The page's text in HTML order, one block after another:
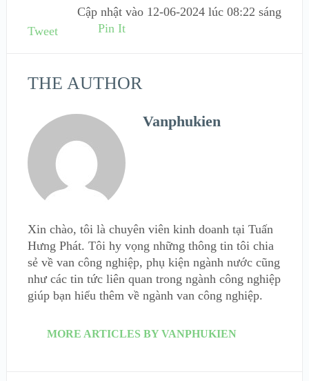
Cập nhật vào 12-06-2024 lúc 08:22 sáng
Tweet
Pin It
THE AUTHOR
Vanphukien
Xin chào, tôi là chuyên viên kinh doanh tại Tuấn
Hưng Phát. Tôi hy vọng những thông tin tôi chia
sẻ về van công nghiệp, phụ kiện ngành nước cũng
như các tin tức liên quan trong ngành công nghiệp
giúp bạn hiểu thêm về ngành van công nghiệp.
MORE ARTICLES BY VANPHUKIEN